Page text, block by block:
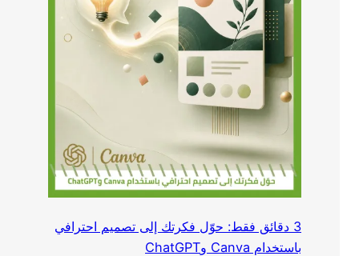
3 دقائق فقط: حوّل فكرتك إلى تصميم احترافي
باستخدام Canva وChatGPT